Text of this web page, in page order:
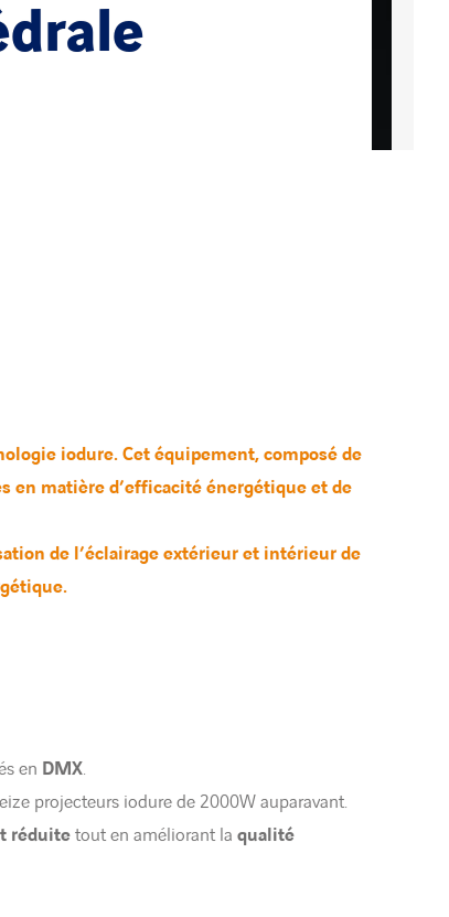
iodure. Cet équipement, composé de
en matière d’efficacité énergétique et de
de l’éclairage extérieur et intérieur de
en DMX.
projecteurs iodure de 2000W auparavant.
réduitetout en améliorant la qualité